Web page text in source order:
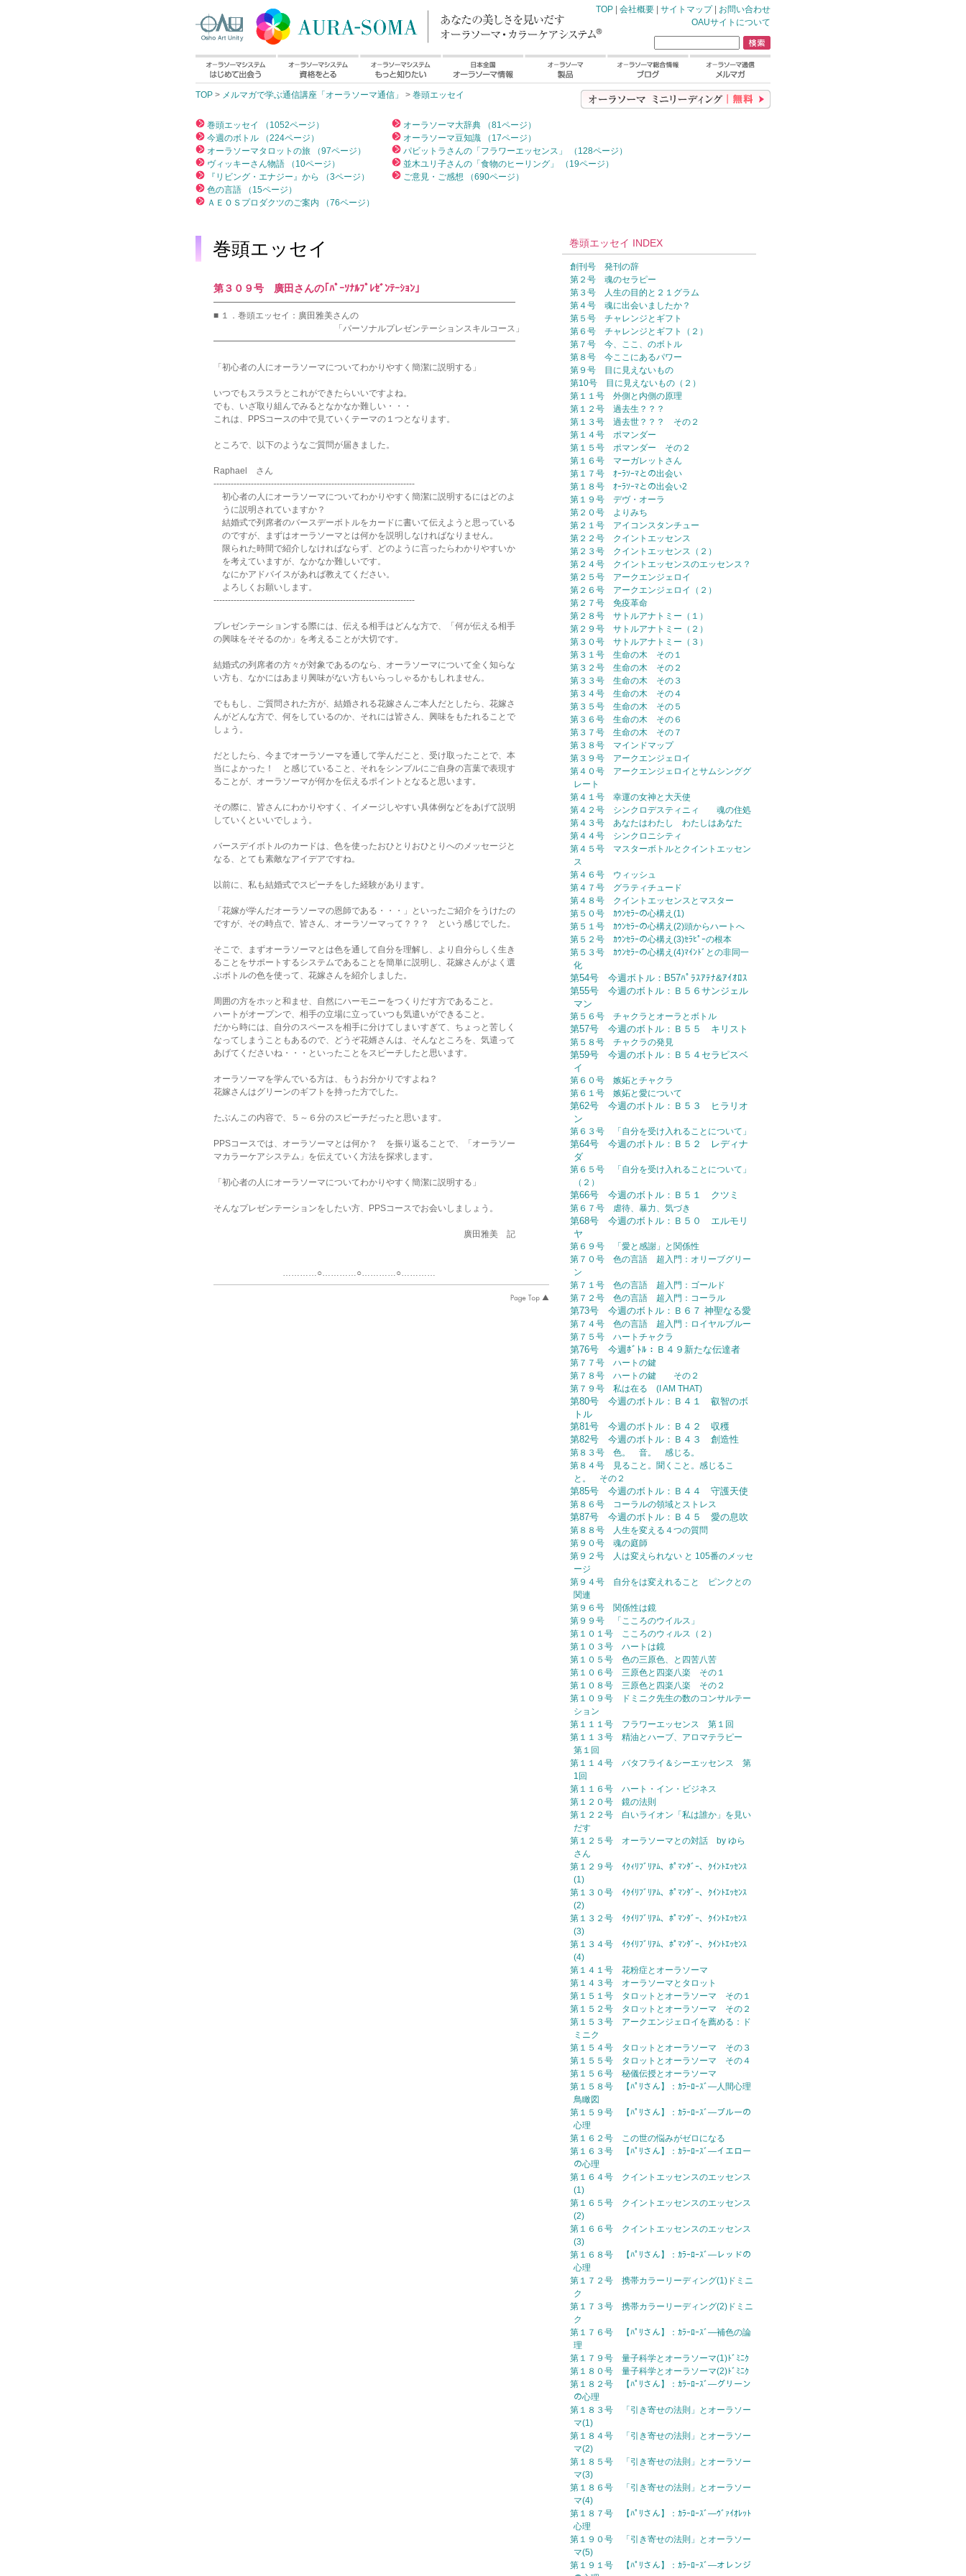
TOP | 会社概要 | サイトマップ| お問い合わせ
OAUサイトについて
TOP > メルマガで学ぶ通信講座「オーラソーマ通信」 > 巻頭エッセイ
巻頭エッセイ （1052ページ）
今週のボトル （224ページ）
オーラソーマタロットの旅 （97ページ）
ヴィッキーさん物語 （10ページ）
『リビング・エナジー』から （3ページ）
色の言語 （15ページ）
ＡＥＯＳプロダクツのご案内 （76ページ）
オーラソーマ大辞典 （81ページ）
オーラソーマ豆知識 （17ページ）
パビットラさんの「フラワーエッセンス」 （128ページ）
並木ユリ子さんの「食物のヒーリング」 （19ページ）
ご意見・ご感想 （690ページ）
巻頭エッセイ
第３０９号 廣田さんの｢ﾊﾟｰｿﾅﾙﾌﾟﾚｾﾞﾝﾃｰｼｮﾝ｣
━━━━━━━━━━━━━━━━━━━━━━━━━━━━━━━━━━━
■ １．巻頭エッセイ：廣田雅美さんの
「パーソナルプレゼンテーションスキルコース」
━━━━━━━━━━━━━━━━━━━━━━━━━━━━━━━━━━━
「初心者の人にオーラソーマについてわかりやすく簡潔に説明する」
いつでもスラスラとこれができたらいいですよね。
でも、いざ取り組んでみるとなかなか難しい・・・
これは、PPSコースの中で見ていくテーマの１つとなります。
ところで、以下のようなご質問が届きました。
Raphael さん
----------------------------------------------------------------------
初心者の人にオーラソーマについてわかりやすく簡潔に説明するにはどのよ
うに説明されていますか？
結婚式で列席者のバースデーボトルをカードに書いて伝えようと思っている
のですが、まずはオーラソーマとは何かを説明しなければなりません。
限られた時間で紹介しなければならず、どのように言ったらわかりやすいか
を考えていますが、なかなか難しいです。
なにかアドバイスがあれば教えてください。
よろしくお願いします。
----------------------------------------------------------------------
プレゼンテーションする際には、伝える相手はどんな方で、「何が伝える相手
の興味をそそるのか」を考えることが大切です。
結婚式の列席者の方々が対象であるのなら、オーラソーマについて全く知らな
い方も、なかにはあまり興味がない方もいらっしゃるかもしれません。
でももし、ご質問された方が、結婚される花嫁さんご本人だとしたら、花嫁さ
んがどんな方で、何をしているのか、それには皆さん、興味をもたれることで
しょう。
だとしたら、今までオーラソーマを通して学んだこと、受け取ったことで、本
当によかった！ と感じていること、それをシンプルにご自身の言葉で表現す
ることが、オーラソーマが何かを伝えるポイントとなると思います。
その際に、皆さんにわかりやすく、イメージしやすい具体例などをあげて説明
していくといいでしょう。
バースデイボトルのカードは、色を使ったおひとりおひとりへのメッセージと
なる、とても素敵なアイデアですね。
以前に、私も結婚式でスピーチをした経験があります。
「花嫁が学んだオーラソーマの恩師である・・・」といったご紹介をうけたの
ですが、その時点で、皆さん、オーラソーマって？？？ という感じでした。
そこで、まずオーラソーマとは色を通して自分を理解し、より自分らしく生き
ることをサポートするシステムであることを簡単に説明し、花嫁さんがよく選
ぶボトルの色を使って、花嫁さんを紹介しました。
周囲の方をホッと和ませ、自然にハーモニーをつくりだす方であること。
ハートがオープンで、相手の立場に立っていつも気遣いができること。
だから時には、自分のスペースを相手に分けてしまいすぎて、ちょっと苦しく
なってしまうこともあるので、どうぞ花婿さんは、そんなところを、気遣って
あげてくださいね・・・といったことをスピーチしたと思います。
オーラソーマを学んでいる方は、もうお分かりですよね？
花嫁さんはグリーンのギフトを持った方でした。
たぶんこの内容で、５～６分のスピーチだったと思います。
PPSコースでは、オーラソーマとは何か？ を振り返ることで、「オーラソー
マカラーケアシステム」を伝えていく方法を探求します。
「初心者の人にオーラソーマについてわかりやすく簡潔に説明する」
そんなプレゼンテーションをしたい方、PPSコースでお会いしましょう。
廣田雅美 記
…………○…………○…………○…………
巻頭エッセイ INDEX
創刊号 発刊の辞
第２号 魂のセラピー
第３号 人生の目的と２１グラム
第４号 魂に出会いましたか？
第５号 チャレンジとギフト
第６号 チャレンジとギフト（２）
第７号 今、ここ、のボトル
第８号 今ここにあるパワー
第９号 目に見えないもの
第10号 目に見えないもの（２）
第１１号 外側と内側の原理
第１２号 過去生？？？
第１３号 過去世？？？ その２
第１４号 ポマンダー
第１５号 ポマンダー その２
第１６号 マーガレットさん
第１７号 ｵｰﾗｿｰﾏとの出会い
第１８号 ｵｰﾗｿｰﾏとの出会い2
第１９号 デヴ・オーラ
第２０号 よりみち
第２１号 アイコンスタンチュー
第２２号 クイントエッセンス
第２３号 クイントエッセンス（２）
第２４号 クイントエッセンスのエッセンス？
第２５号 アークエンジェロイ
第２６号 アークエンジェロイ（２）
第２７号 免疫革命
第２８号 サトルアナトミー（１）
第２９号 サトルアナトミー（２）
第３０号 サトルアナトミー（３）
第３１号 生命の木 その１
第３２号 生命の木 その２
第３３号 生命の木 その３
第３４号 生命の木 その４
第３５号 生命の木 その５
第３６号 生命の木 その６
第３７号 生命の木 その７
第３８号 マインドマップ
第３９号 アークエンジェロイ
第４０号 アークエンジェロイとサムシンググ
レート
第４１号 幸運の女神と大天使
第４２号 シンクロデスティニィ 魂の住処
第４３号 あなたはわたし わたしはあなた
第４４号 シンクロニシティ
第４５号 マスターボトルとクイントエッセン
ス
第４６号 ウィッシュ
第４７号 グラティチュード
第４８号 クイントエッセンスとマスター
第５０号 ｶｳﾝｾﾗｰの心構え(1)
第５１号 ｶｳﾝｾﾗｰの心構え(2)頭からハートへ
第５２号 ｶｳﾝｾﾗｰの心構え(3)ｾﾗﾋﾟｰの根本
第５３号 ｶｳﾝｾﾗｰの心構え(4)ﾏｲﾝﾄﾞとの非同一
化
第54号 今週ボトル：B57ﾊﾟﾗｽｱﾃﾅ&ｱｲｵﾛｽ
第55号 今週のボトル：Ｂ５６サンジェル
マン
第５６号 チャクラとオーラとボトル
第57号 今週のボトル：Ｂ５５ キリスト
第５８号 チャクラの発見
第59号 今週のボトル：Ｂ５４セラピスベ
イ
第６０号 嫉妬とチャクラ
第６１号 嫉妬と愛について
第62号 今週のボトル：Ｂ５３ ヒラリオ
ン
第６３号 「自分を受け入れることについて」
第64号 今週のボトル：Ｂ５２ レディナ
ダ
第６５号 「自分を受け入れることについて」
（２）
第66号 今週のボトル：Ｂ５１ クツミ
第６７号 虐待、暴力、気づき
第68号 今週のボトル：Ｂ５０ エルモリ
ヤ
第６９号 「愛と感謝」と関係性
第７０号 色の言語 超入門：オリーブグリー
ン
第７１号 色の言語 超入門：ゴールド
第７２号 色の言語 超入門：コーラル
第73号 今週のボトル：Ｂ６７ 神聖なる愛
第７４号 色の言語 超入門：ロイヤルブルー
第７５号 ハートチャクラ
第76号 今週ﾎﾞﾄﾙ：Ｂ４９新たな伝達者
第７７号 ハートの鍵
第７８号 ハートの鍵 その２
第７９号 私は在る (I AM THAT)
第80号 今週のボトル：Ｂ４１ 叡智のボ
トル
第81号 今週のボトル：Ｂ４２ 収穫
第82号 今週のボトル：Ｂ４３ 創造性
第８３号 色。 音。 感じる。
第８４号 見ること。聞くこと。感じるこ
と。 その２
第85号 今週のボトル：Ｂ４４ 守護天使
第８６号 コーラルの領域とストレス
第87号 今週のボトル：Ｂ４５ 愛の息吹
第８８号 人生を変える４つの質問
第９０号 魂の庭師
第９２号 人は変えられない と 105番のメッセ
ージ
第９４号 自分をは変えれること ピンクとの
関連
第９６号 関係性は鏡
第９９号 「こころのウイルス」
第１０１号 こころのウィルス（２）
第１０３号 ハートは鏡
第１０５号 色の三原色、と四苦八苦
第１０６号 三原色と四楽八楽 その１
第１０８号 三原色と四楽八楽 その２
第１０９号 ドミニク先生の数のコンサルテー
ション
第１１１号 フラワーエッセンス 第１回
第１１３号 精油とハーブ、アロマテラピー
第１回
第１１４号 バタフライ＆シーエッセンス 第
1回
第１１６号 ハート・イン・ビジネス
第１２０号 鏡の法則
第１２２号 白いライオン「私は誰か」を見い
だす
第１２５号 オーラソーマとの対話 by ゆら
さん
第１２９号 ｲｸｨﾘﾌﾞﾘｱﾑ、ﾎﾟﾏﾝﾀﾞｰ、ｸｲﾝﾄｴｯｾﾝｽ
(1)
第１３０号 ｲｸｲﾘﾌﾞﾘｱﾑ、ﾎﾟﾏﾝﾀﾞｰ、ｸｲﾝﾄｴｯｾﾝｽ
(2)
第１３２号 ｲｸｲﾘﾌﾞﾘｱﾑ、ﾎﾟﾏﾝﾀﾞｰ、ｸｲﾝﾄｴｯｾﾝｽ
(3)
第１３４号 ｲｸｲﾘﾌﾞﾘｱﾑ、ﾎﾟﾏﾝﾀﾞｰ、ｸｲﾝﾄｴｯｾﾝｽ
(4)
第１４１号 花粉症とオーラソーマ
第１４３号 オーラソーマとタロット
第１５１号 タロットとオーラソーマ その１
第１５２号 タロットとオーラソーマ その２
第１５３号 アークエンジェロイを薦める：ド
ミニク
第１５４号 タロットとオーラソーマ その３
第１５５号 タロットとオーラソーマ その４
第１５６号 秘儀伝授とオーラソーマ
第１５８号 【ﾊﾟﾘさん】：ｶﾗｰﾛｰｽﾞ—人間心理
鳥瞰図
第１５９号 【ﾊﾟﾘさん】：ｶﾗｰﾛｰｽﾞ—ブルーの
心理
第１６２号 この世の悩みがゼロになる
第１６３号 【ﾊﾟﾘさん】：ｶﾗｰﾛｰｽﾞ—イエロー
の心理
第１６４号 クイントエッセンスのエッセンス
(1)
第１６５号 クイントエッセンスのエッセンス
(2)
第１６６号 クイントエッセンスのエッセンス
(3)
第１６８号 【ﾊﾟﾘさん】：ｶﾗｰﾛｰｽﾞ—レッドの
心理
第１７２号 携帯カラーリーディング(1)ドミニ
ク
第１７３号 携帯カラーリーディング(2)ドミニ
ク
第１７６号 【ﾊﾟﾘさん】：ｶﾗｰﾛｰｽﾞ—補色の論
理
第１７９号 量子科学とオーラソーマ(1)ﾄﾞﾐﾆｸ
第１８０号 量子科学とオーラソーマ(2)ﾄﾞﾐﾆｸ
第１８２号 【ﾊﾟﾘさん】：ｶﾗｰﾛｰｽﾞ—グリーン
の心理
第１８３号 「引き寄せの法則」とオーラソー
マ(1)
第１８４号 「引き寄せの法則」とオーラソー
マ(2)
第１８５号 「引き寄せの法則」とオーラソー
マ(3)
第１８６号 「引き寄せの法則」とオーラソー
マ(4)
第１８７号 【ﾊﾟﾘさん】：ｶﾗｰﾛｰｽﾞ—ｳﾞｧｲｵﾚｯﾄ
心理
第１９０号 「引き寄せの法則」とオーラソー
マ(5)
第１９１号 【ﾊﾟﾘさん】：ｶﾗｰﾛｰｽﾞ—オレンジ